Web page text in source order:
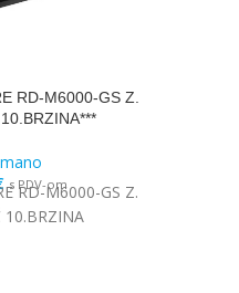
RD-M6000-GS Z.
s PDV-om
RD-M6000-GS Z.
10.BRZINA